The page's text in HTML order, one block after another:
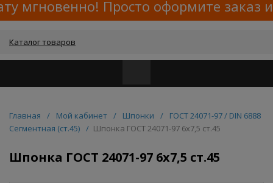
мгновенно! Просто оформите заказ
Каталог товаров
Главная / Мой кабинет / Шпонки /
ГОСТ 24071-97 / DIN 6888
Сегментная (ст.45) / Шпонка ГОСТ 24071-97 6x7,5 ст.45
Шпонка ГОСТ 24071-97 6x7,5 ст.45